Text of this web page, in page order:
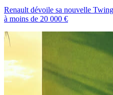
Renault dévoile sa nouvelle
à moins de 20 000 €